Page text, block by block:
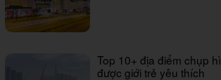
Top 10+ địa điểm chụp
được giới trẻ yêu thích